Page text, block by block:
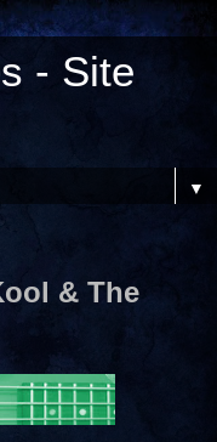
- Site
▼
& The